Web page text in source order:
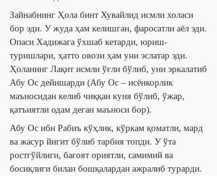
Зайнабнинг Ҳола бинт Хувайлид исмли холаси
бор эди. У жуда ҳам келишган, фаросатли аёл эди.
Опаси Хадижага ўхшаб кетарди, юриш-
туришлари, ҳатто овози ҳам уни эслатар эди.
Ҳоланинг Лақит исмли ўғли бўлиб, уни эркалатиб
Абу Ос дейишарди (Абу Ос ‒ исёнкорлик
маъносидан келиб чиққан куня бўлиб, ўжар,
қатъиятли одам деган маъноси бор).
Абу Ос ибн Рабиъ кўҳлик, кўркам қоматли, мард
ва жасур йигит бўлиб тарбия топди. У ўта
ростгўйлиги, бағоят ориятли, самимий ва
босиқлиги билан бошқалардан ажралиб турарди.